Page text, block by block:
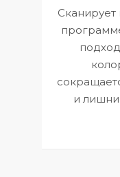
Сканирует
и